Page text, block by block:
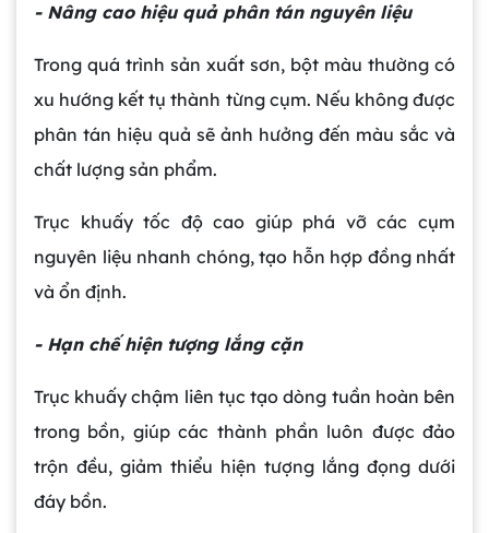
- Nâng cao hiệu quả phân tán nguyên liệu
Trong quá trình sản xuất sơn, bột màu thường có
xu hướng kết tụ thành từng cụm. Nếu không được
phân tán hiệu quả sẽ ảnh hưởng đến màu sắc và
chất lượng sản phẩm.
Trục khuấy tốc độ cao giúp phá vỡ các cụm
nguyên liệu nhanh chóng, tạo hỗn hợp đồng nhất
và ổn định.
- Hạn chế hiện tượng lắng cặn
Trục khuấy chậm liên tục tạo dòng tuần hoàn bên
trong bồn, giúp các thành phần luôn được đảo
trộn đều, giảm thiểu hiện tượng lắng đọng dưới
đáy bồn.